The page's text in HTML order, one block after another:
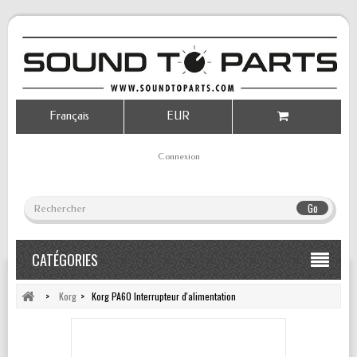
Go
Connexion
EUR
Français
CATÉGORIES
> Korg > Korg PA60 Interrupteur d'alimentation